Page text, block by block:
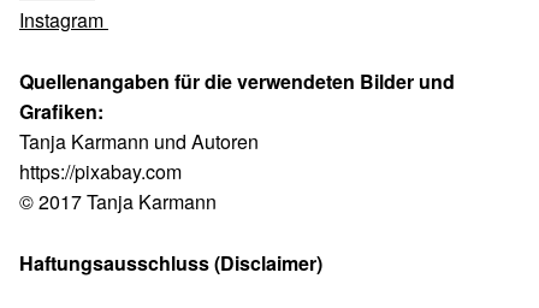
Instagram
Quellenangaben für die verwendeten Bilder und
Grafiken:
Tanja Karmann und Autoren
https://pixabay.com
© 2017 Tanja Karmann
Haftungsausschluss (Disclaimer)